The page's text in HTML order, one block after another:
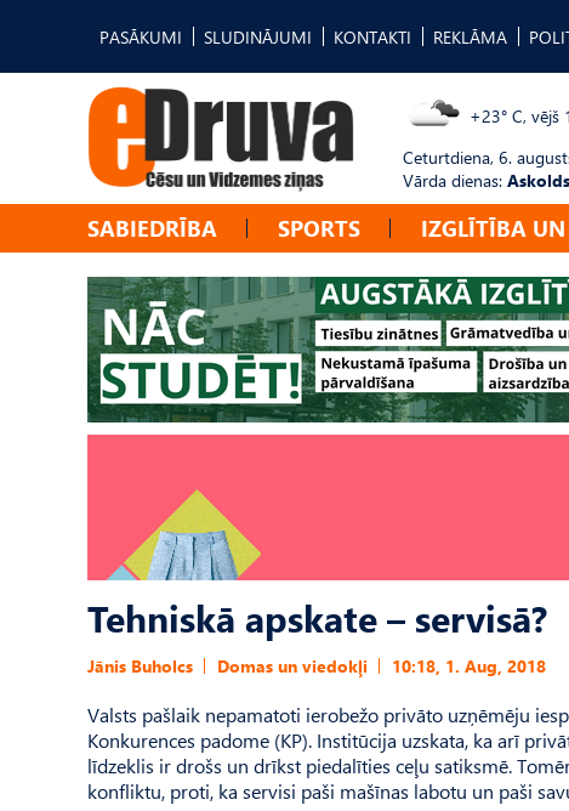
PASĀKUMI SLUDINĀJUMI KONTAKTI REKLĀMA
+23° C, vējš
Ceturtdiena, 6.
Vārda dienas:
SABIEDRĪBA SPORTS IZGLĪTĪBA
Tehniskā apskate – servisā?
Jānis Buholcs Domas un viedokļi 10:18, 1. Aug, 2018
Valsts pašlaik nepamatoti ierobežo privāto uzņēmēju
Kon­kurences padome (KP). In­stitūcija uzskata, ka arī
līdzeklis ir drošs un drīkst piedalīties ceļu satiksmē.
konfliktu, proti, ka servisi paši mašīnas labotu un paši